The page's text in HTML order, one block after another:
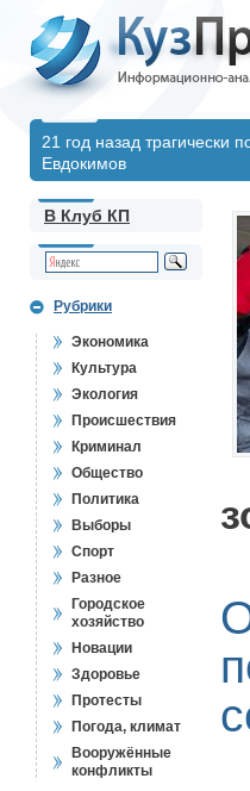
21 год назад трагически
Евдокимов
В Клуб КП
Рубрики
Экономика
Культура
Экология
Происшествия
Криминал
Общество
Политика
Выборы
Спорт
Разное
Городское
хозяйство
Новации
Здоровье
Протесты
Погода, климат
Вооружённые
конфликты